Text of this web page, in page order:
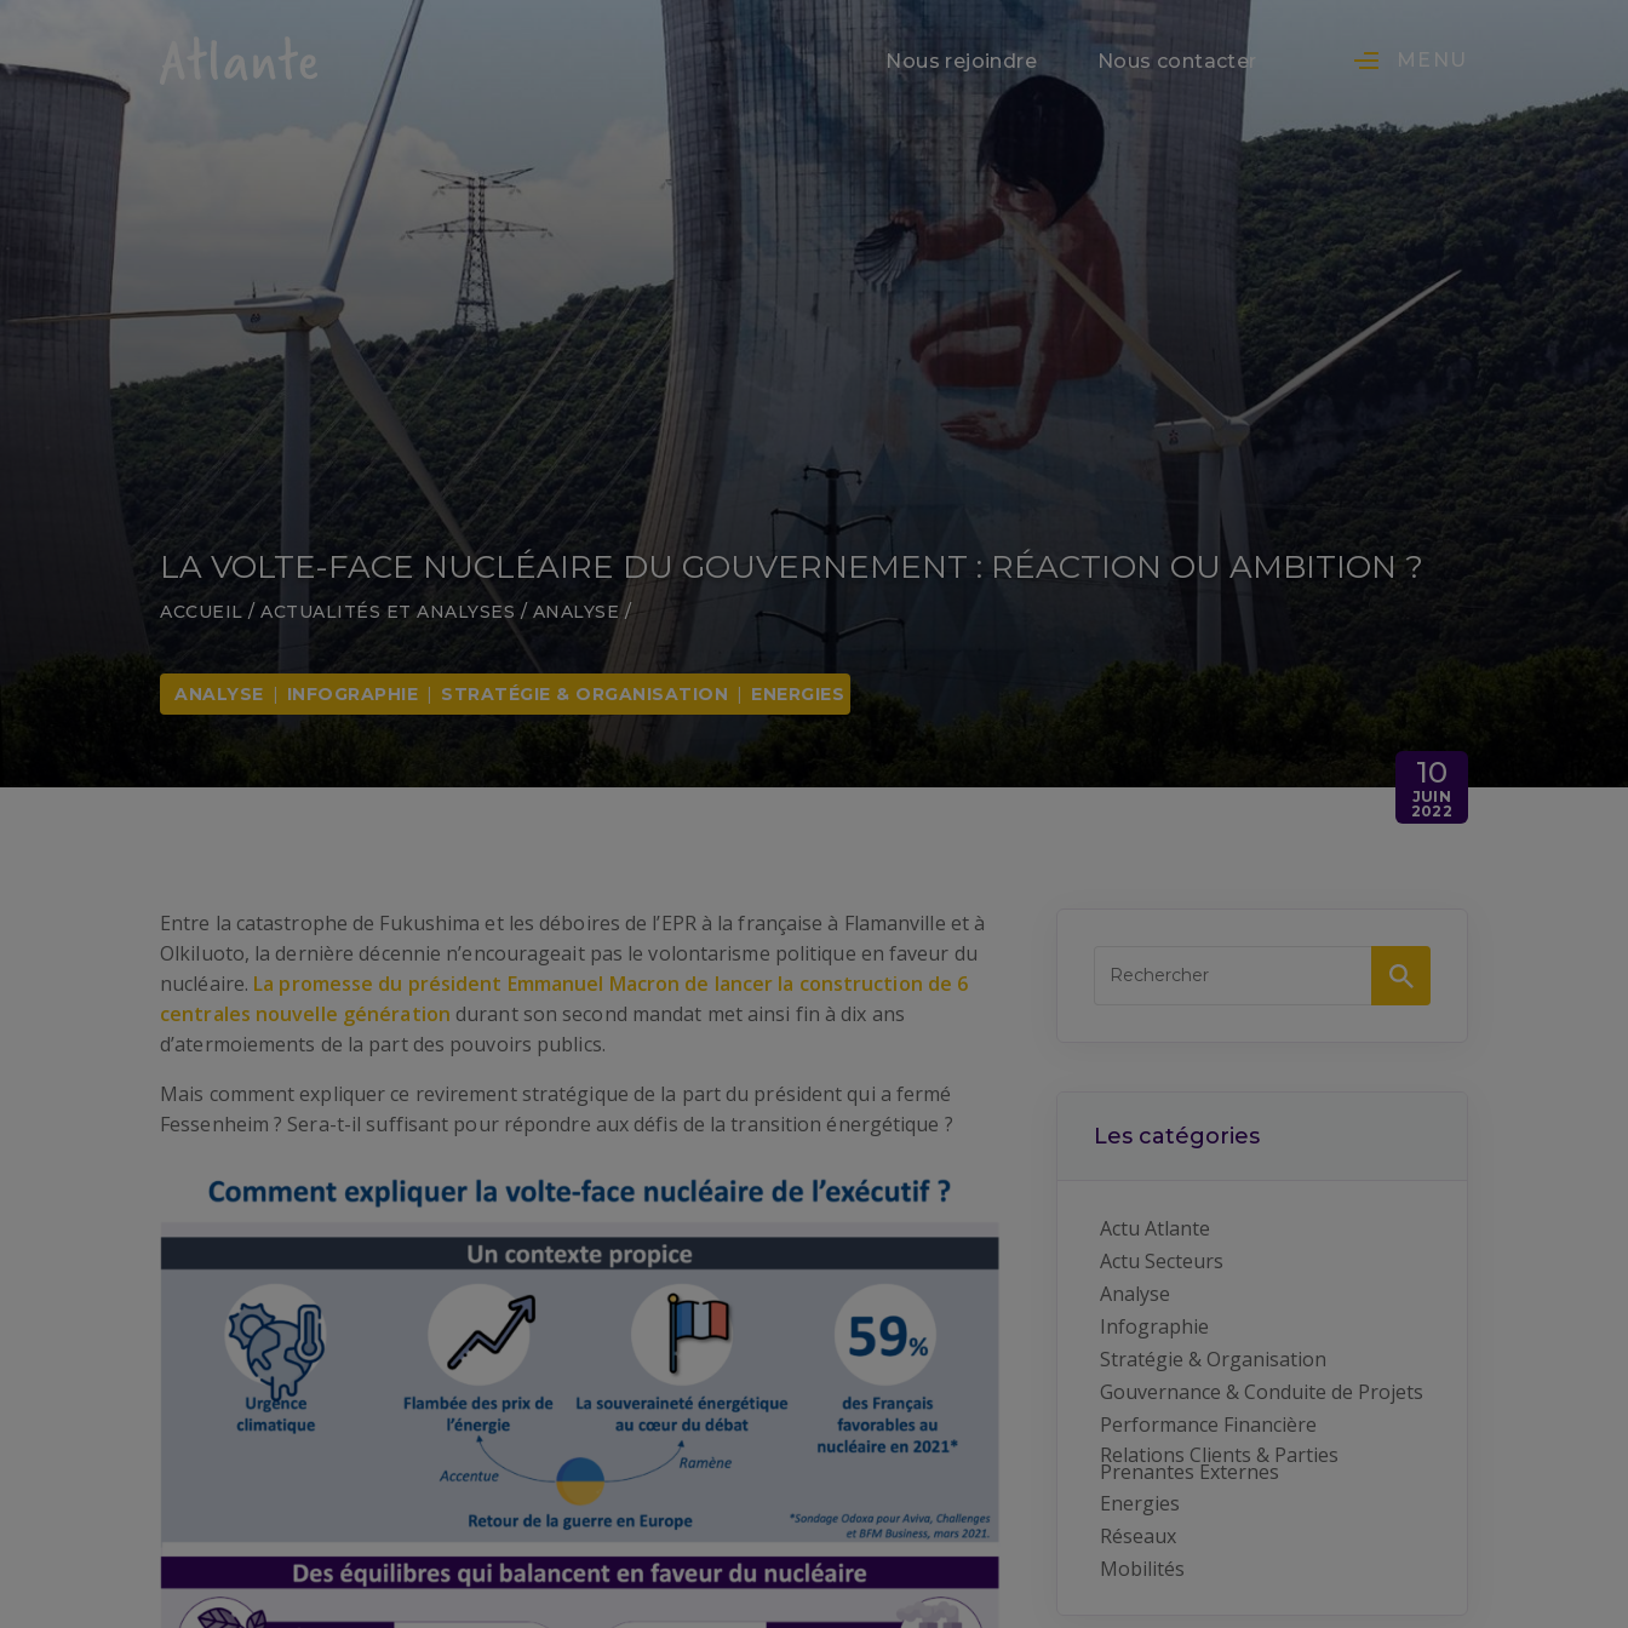
Nous rejoindre Nous contacter MENU
LA VOLTE-FACE NUCLÉAIRE DU GOUVERNEMENT : RÉACTION OU AMBITION ?
ACCUEIL / ACTUALITÉS ET ANALYSES / ANALYSE/
ANALYSE | INFOGRAPHIE | STRATÉGIE & ORGANISATION | ENERGIES
10
JUIN
2022
Entre la catastrophe de Fukushima et les déboires de l’EPR à la française à Flamanville et à
Olkiluoto, la dernière décennie n’encourageait pas le volontarisme politique en faveur du
nucléaire. La promesse du président Emmanuel Macron de lancer la construction de 6
centrales nouvelle génération durant son second mandat met ainsi fin à dix ans
d’atermoiements de la part des pouvoirs publics.
Mais comment expliquer ce revirement stratégique de la part du président qui a fermé
Fessenheim ? Sera-t-il suffisant pour répondre aux défis de la transition énergétique ?
Les catégories
Actu Atlante
Actu Secteurs
Analyse
Infographie
Stratégie & Organisation
Gouvernance & Conduite de Projets
Performance Financière
Relations Clients & Parties
Prenantes Externes
Energies
Réseaux
Mobilités